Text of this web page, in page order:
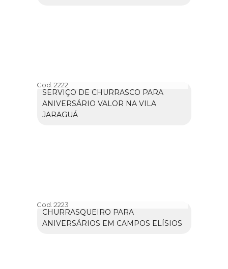
Cod.:2222
SERVIÇO DE CHURRASCO PARA
ANIVERSÁRIO VALOR NA VILA
JARAGUÁ
Cod.:2223
CHURRASQUEIRO PARA
ANIVERSÁRIOS EM CAMPOS ELÍSIOS